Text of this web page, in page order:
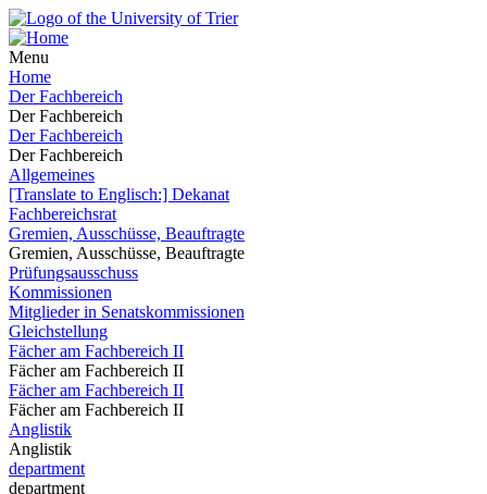
Menu
Home
Der Fachbereich
Der Fachbereich
Der Fachbereich
Der Fachbereich
Allgemeines
[Translate to Englisch:] Dekanat
Fachbereichsrat
Gremien, Ausschüsse, Beauftragte
Gremien, Ausschüsse, Beauftragte
Prüfungsausschuss
Kommissionen
Mitglieder in Senatskommissionen
Gleichstellung
Fächer am Fachbereich II
Fächer am Fachbereich II
Fächer am Fachbereich II
Fächer am Fachbereich II
Anglistik
Anglistik
department
department